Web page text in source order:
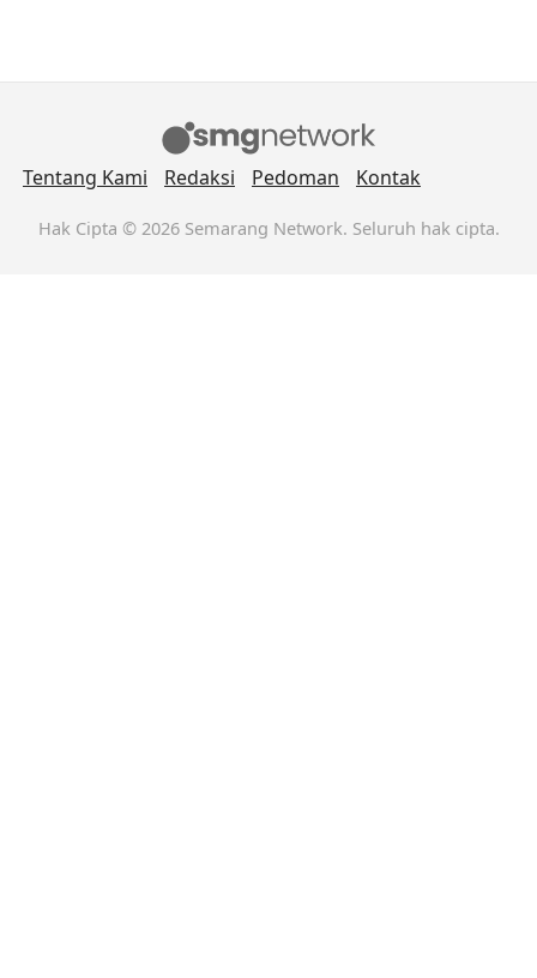
Tentang Kami Redaksi Pedoman Kontak
Hak Cipta © 2026 Semarang Network. Seluruh hak cipta.